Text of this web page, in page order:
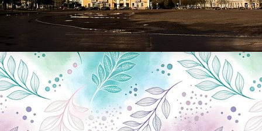
Новини Чернігова, Чернігівські новини, Чернігівський формат, новини Чернігова, події в Чернігові: політика, економіка, аналітика, культура, відеоновини, екологія, спортивний Чернігів, туризм, Чернігів